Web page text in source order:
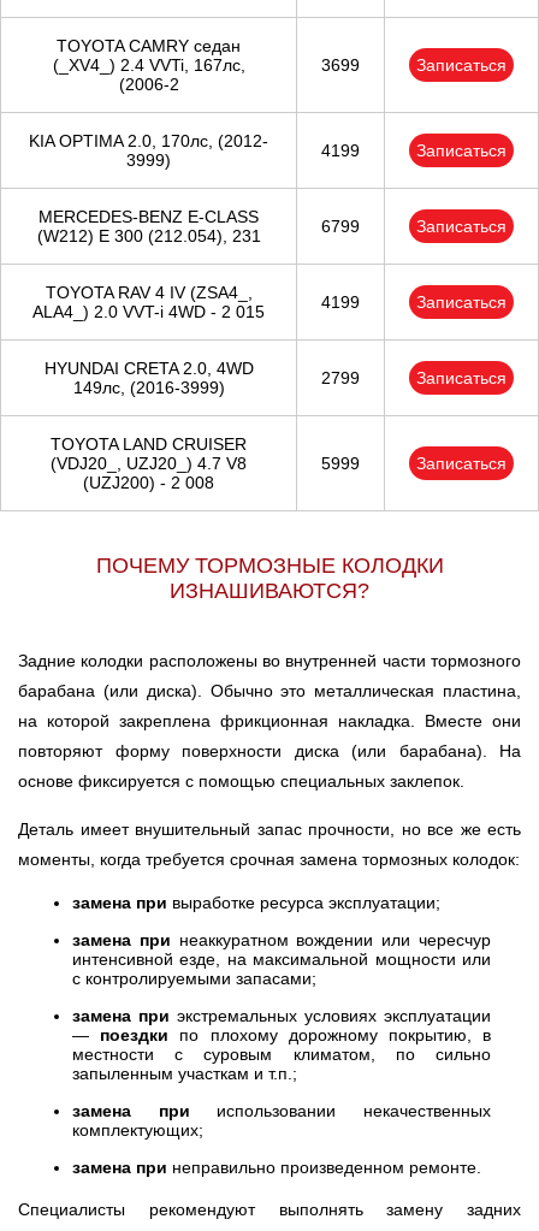
TOYOTA CAMRY седан
(_XV4_) 2.4 VVTi, 167лс,
(2006-2
3699 Записаться
KIA OPTIMA 2.0, 170лс, (2012-
3999)
4199 Записаться
MERCEDES-BENZ E-CLASS
(W212) E 300 (212.054), 231
6799 Записаться
TOYOTA RAV 4 IV (ZSA4_,
ALA4_) 2.0 VVT-i 4WD - 2 015
4199 Записаться
HYUNDAI CRETA 2.0, 4WD
149лс, (2016-3999)
2799 Записаться
TOYOTA LAND CRUISER
(VDJ20_, UZJ20_) 4.7 V8
(UZJ200) - 2 008
5999 Записаться
ПОЧЕМУ ТОРМОЗНЫЕ КОЛОДКИ
ИЗНАШИВАЮТСЯ?
Задние колодки расположены во внутренней части тормозного
барабана (или диска). Обычно это металлическая пластина,
на которой закреплена фрикционная накладка. Вместе они
повторяют форму поверхности диска (или барабана). На
основе фиксируется с помощью специальных заклепок.
Деталь имеет внушительный запас прочности, но все же есть
моменты, когда требуется срочная замена тормозных колодок:
замена при выработке ресурса эксплуатации;
замена при неаккуратном вождении или чересчур
интенсивной езде, на максимальной мощности или
с контролируемыми запасами;
замена при экстремальных условиях эксплуатации
— поездки по плохому дорожному покрытию, в
местности с суровым климатом, по сильно
запыленным участкам и т.п.;
замена при использовании некачественных
комплектующих;
замена при неправильно произведенном ремонте.
Специалисты рекомендуют выполнять замену задних